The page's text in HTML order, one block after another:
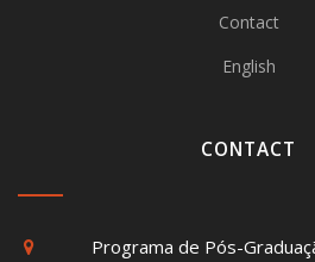
Contact
English
CONTACT
Programa de Pós-